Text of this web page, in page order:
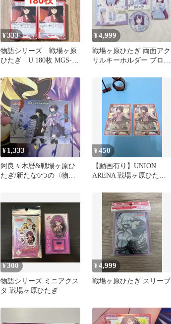
¥333
物語シリーズ 戦場ヶ原
ひたぎ U 180枚 MGS-1-
¥4,999
戦場ヶ原ひたぎ 両面アク
リルキーホルダー ブロマ
カード
¥ 1,333
阿良々木暦&戦場ヶ原ひ
たぎ/新たな6つの〈物
¥450
【動画有り】UNION
ARENA 戦場ヶ原ひたぎ
¥300
物語シリーズ ミニアクス
タ 戦場ヶ原ひたぎ
¥4,999
戦場ヶ原ひたぎ スリーブ